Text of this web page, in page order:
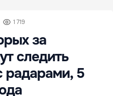
1 719
за
следить
5